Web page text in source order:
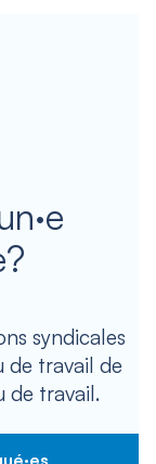
syndicales
de travail de
de travail.